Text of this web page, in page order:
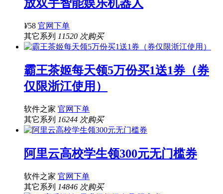
放双手智能娱乐机器人
¥58 官网下单
其它系列 11520 次购买
霸王茶姬每天领5万份买1送1券（券
仅限浙江使用）
软件之家 官网下单
其它系列 16244 次购买
阿里云高校学生领300元无门槛券
软件之家 官网下单
其它系列 14846 次购买